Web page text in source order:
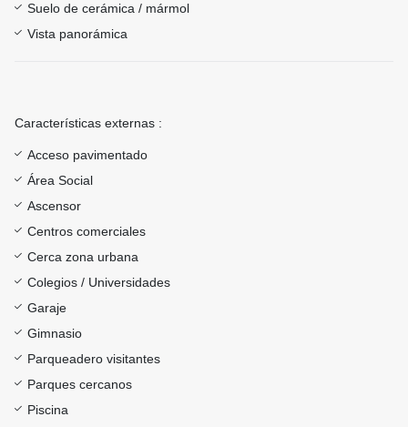
Suelo de cerámica / mármol
Vista panorámica
Características externas :
Acceso pavimentado
Área Social
Ascensor
Centros comerciales
Cerca zona urbana
Colegios / Universidades
Garaje
Gimnasio
Parqueadero visitantes
Parques cercanos
Piscina